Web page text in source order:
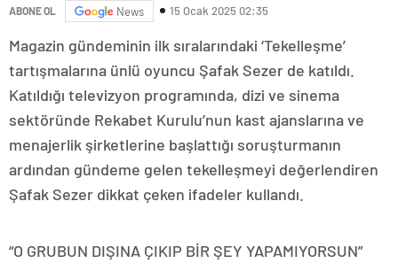
ABONE OL News 15 Ocak 2025 02:35
Magazin gündeminin ilk sıralarındaki ‘Tekelleşme’
tartışmalarına ünlü oyuncu Şafak Sezer de katıldı.
Katıldığı televizyon programında, dizi ve sinema
sektöründe Rekabet Kurulu’nun kast ajanslarına ve
menajerlik şirketlerine başlattığı soruşturmanın
ardından gündeme gelen tekelleşmeyi değerlendiren
Şafak Sezer dikkat çeken ifadeler kullandı.
“O GRUBUN DIŞINA ÇIKIP BİR ŞEY YAPAMIYORSUN”